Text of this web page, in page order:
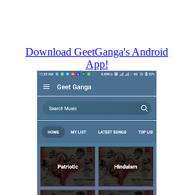
Download GeetGanga's Android
App!